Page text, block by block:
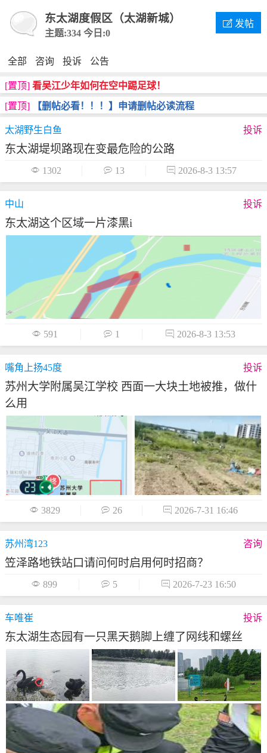
 发帖
东太湖度假区（太湖新城）
主题:334 今日:0
全部 咨询 投诉 公告
[置顶] 看吴江少年如何在空中踢足球！
[置顶]
【删帖必看！！！】申请删帖必读流程
太湖野生白鱼 投诉
东太湖堤坝路现在变最危险的公路
 1302  13  2026-8-3 13:57
中山 投诉
东太湖这个区域一片漆黑i
 591  1  2026-8-3 13:53
嘴角上扬45度 投诉
苏州大学附属吴江学校 西面一大块土地被推，做什
么用
 3829  26  2026-7-31 16:46
苏州湾123 咨询
笠泽路地铁站口请问何时启用何时招商？
 899  5  2026-7-23 16:50
车唯崔 投诉
东太湖生态园有一只黑天鹅脚上缠了网线和螺丝